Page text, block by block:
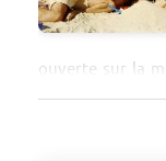
ouverte sur la
côtier et des 20